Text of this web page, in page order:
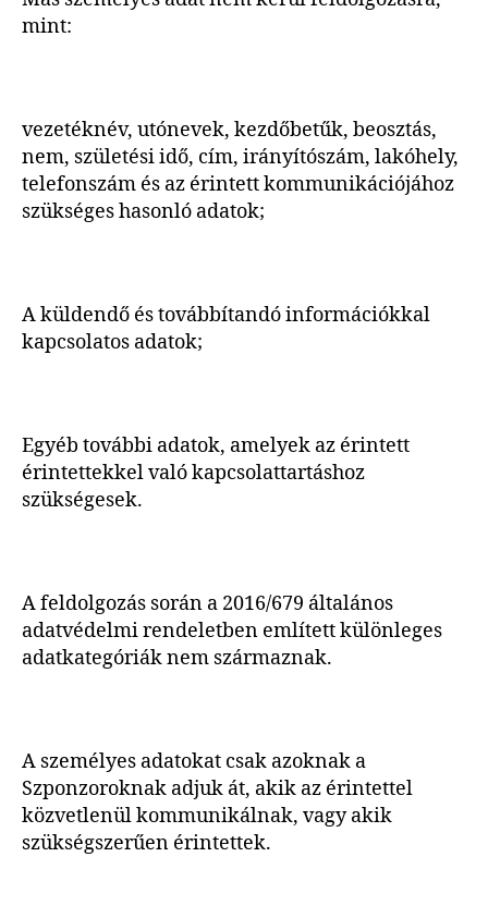
mint:
vezetéknév, utónevek, kezdőbetűk, beosztás,
nem, születési idő, cím, irányítószám, lakóhely,
telefonszám és az érintett kommunikációjához
szükséges hasonló adatok;
A küldendő és továbbítandó információkkal
kapcsolatos adatok;
Egyéb további adatok, amelyek az érintett
érintettekkel való kapcsolattartáshoz
szükségesek.
A feldolgozás során a 2016/679 általános
adatvédelmi rendeletben említett különleges
adatkategóriák nem származnak.
A személyes adatokat csak azoknak a
Szponzoroknak adjuk át, akik az érintettel
közvetlenül kommunikálnak, vagy akik
szükségszerűen érintettek.